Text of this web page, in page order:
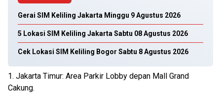
Gerai SIM Keliling Jakarta Minggu 9 Agustus 2026
5 Lokasi SIM Keliling Jakarta Sabtu 08 Agustus 2026
Cek Lokasi SIM Keliling Bogor Sabtu 8 Agustus 2026
1. Jakarta Timur: Area Parkir Lobby depan Mall Grand
Cakung.